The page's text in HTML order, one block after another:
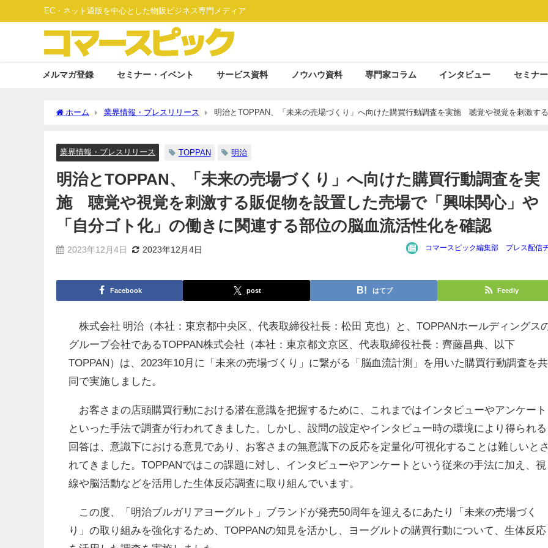
EC・ネット通販を中心とした物販ビジネス専門メディア
メルマガ登録 セミナー・イベント サービス資料 ノウハウ資料 専門家コラム インタビュー セミナ
ホーム 業界情報・プレスリリース
明治とTOPPAN、「未来の売場づくり」へ向けた購買行動調査を実施 聴覚や視覚を刺激す
業界情報・プレスリリース TOPPAN 明治
明治とTOPPAN、「未来の売場づくり」へ向けた購買行動調査を実
施 聴覚や視覚を刺激する販促物を設置した売場で「興味関心」や
「自分ゴト化」の働きに関連する部位の脳血流活性化を確認
2023年12月4日 2023年12月4日 コマースピック編集部 プレス配信
Facebook post はてブ Feedly
株式会社 明治（本社：東京都中央区、代表取締役社長：松田 克也）と、TOPPANホールディングス
グループ会社であるTOPPAN株式会社（本社：東京都文京区、代表取締役社長：齊藤昌典、以下
TOPPAN）は、2023年10月に「未来の売場づくり」に繋がる「脳血流計測」を用いた購買行動調査を共
同で実施しました。
お客さまの店頭購買行動における潜在意識を把握するために、これまではインタビューやアンケート
といった手法で調査が行われてきました。しかし、設問の設定やインタビュー時の環境により得られる
回答は、意識下における意見であり、お客さまの無意識下の反応を定量化/可視化することは難しいと
れてきました。TOPPANではこの課題に対し、インタビューやアンケートという従来の手法に加え、視
線や脳活動などを活用した生体反応調査に取り組んでいます。
この度、「明治ブルガリアヨーグルト」ブランドが発売50周年を迎えるにあたり「未来の売場づく
り」の取り組みを強化するため、TOPPANの知見を活かし、ヨーグルトの購買行動について、生体反応